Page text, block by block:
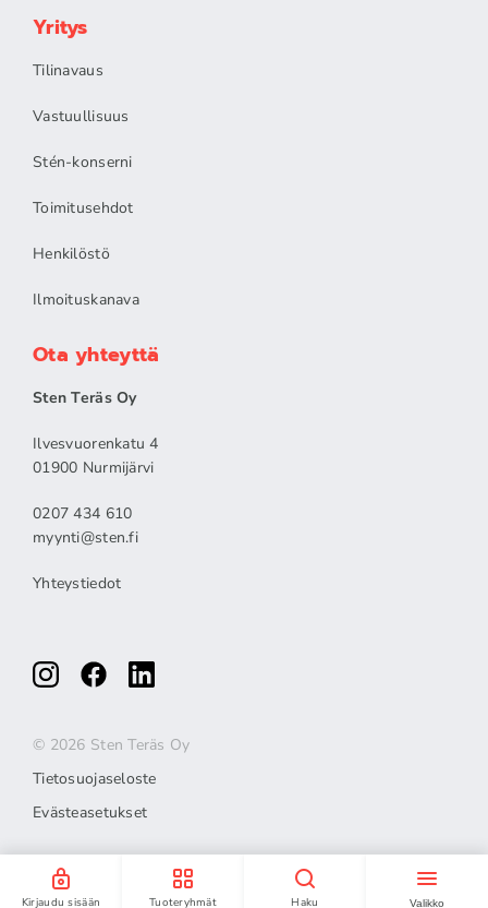
Kirjaudu sisään Tuoteryhmät Haku Valikko
Yritys
Tilinavaus
Vastuullisuus
Stén-konserni
Toimitusehdot
Henkilöstö
Ilmoituskanava
Ota yhteyttä
Sten Teräs Oy
Ilvesvuorenkatu 4
01900 Nurmijärvi
0207 434 610
myynti@sten.fi
Yhteystiedot
© 2026 Sten Teräs Oy
Tietosuojaseloste
Evästeasetukset